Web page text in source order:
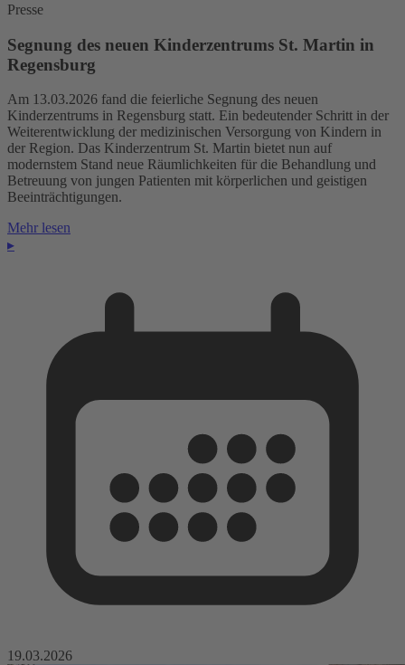
Presse
Segnung des neuen Kinderzentrums St. Martin in
Regensburg
Am 13.03.2026 fand die feierliche Segnung des neuen
Kinderzentrums in Regensburg statt. Ein bedeutender Schritt in der
Weiterentwicklung der medizinischen Versorgung von Kindern in
der Region. Das Kinderzentrum St. Martin bietet nun auf
modernstem Stand neue Räumlichkeiten für die Behandlung und
Betreuung von jungen Patienten mit körperlichen und geistigen
Beeinträchtigungen.
Mehr lesen
▸
19.03.2026